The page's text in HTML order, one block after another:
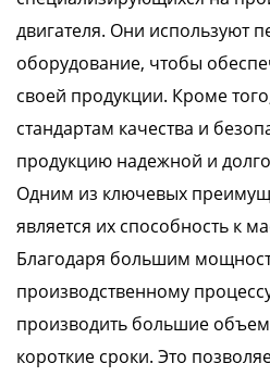
двигателя. Они используют
оборудование, чтобы
своей продукции. Кроме
стандартам качества и
продукцию надежной и
Одним из ключевых
является их способность к
Благодаря большим
производственному
производить большие
короткие сроки. Это